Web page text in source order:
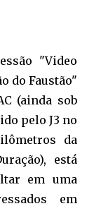
"Video
do Faustão"
(ainda sob
pelo J3 no
da
está
em uma
em